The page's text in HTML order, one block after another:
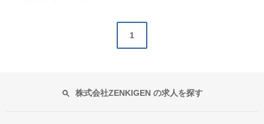
1
株式会社ZENKIGEN の求人を探す